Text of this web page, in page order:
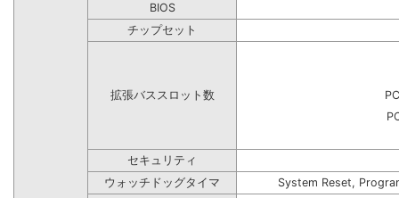
BIOS
チップセット
拡張バススロット数
セキュリティ
ウォッチドッグタイマ
System Reset,